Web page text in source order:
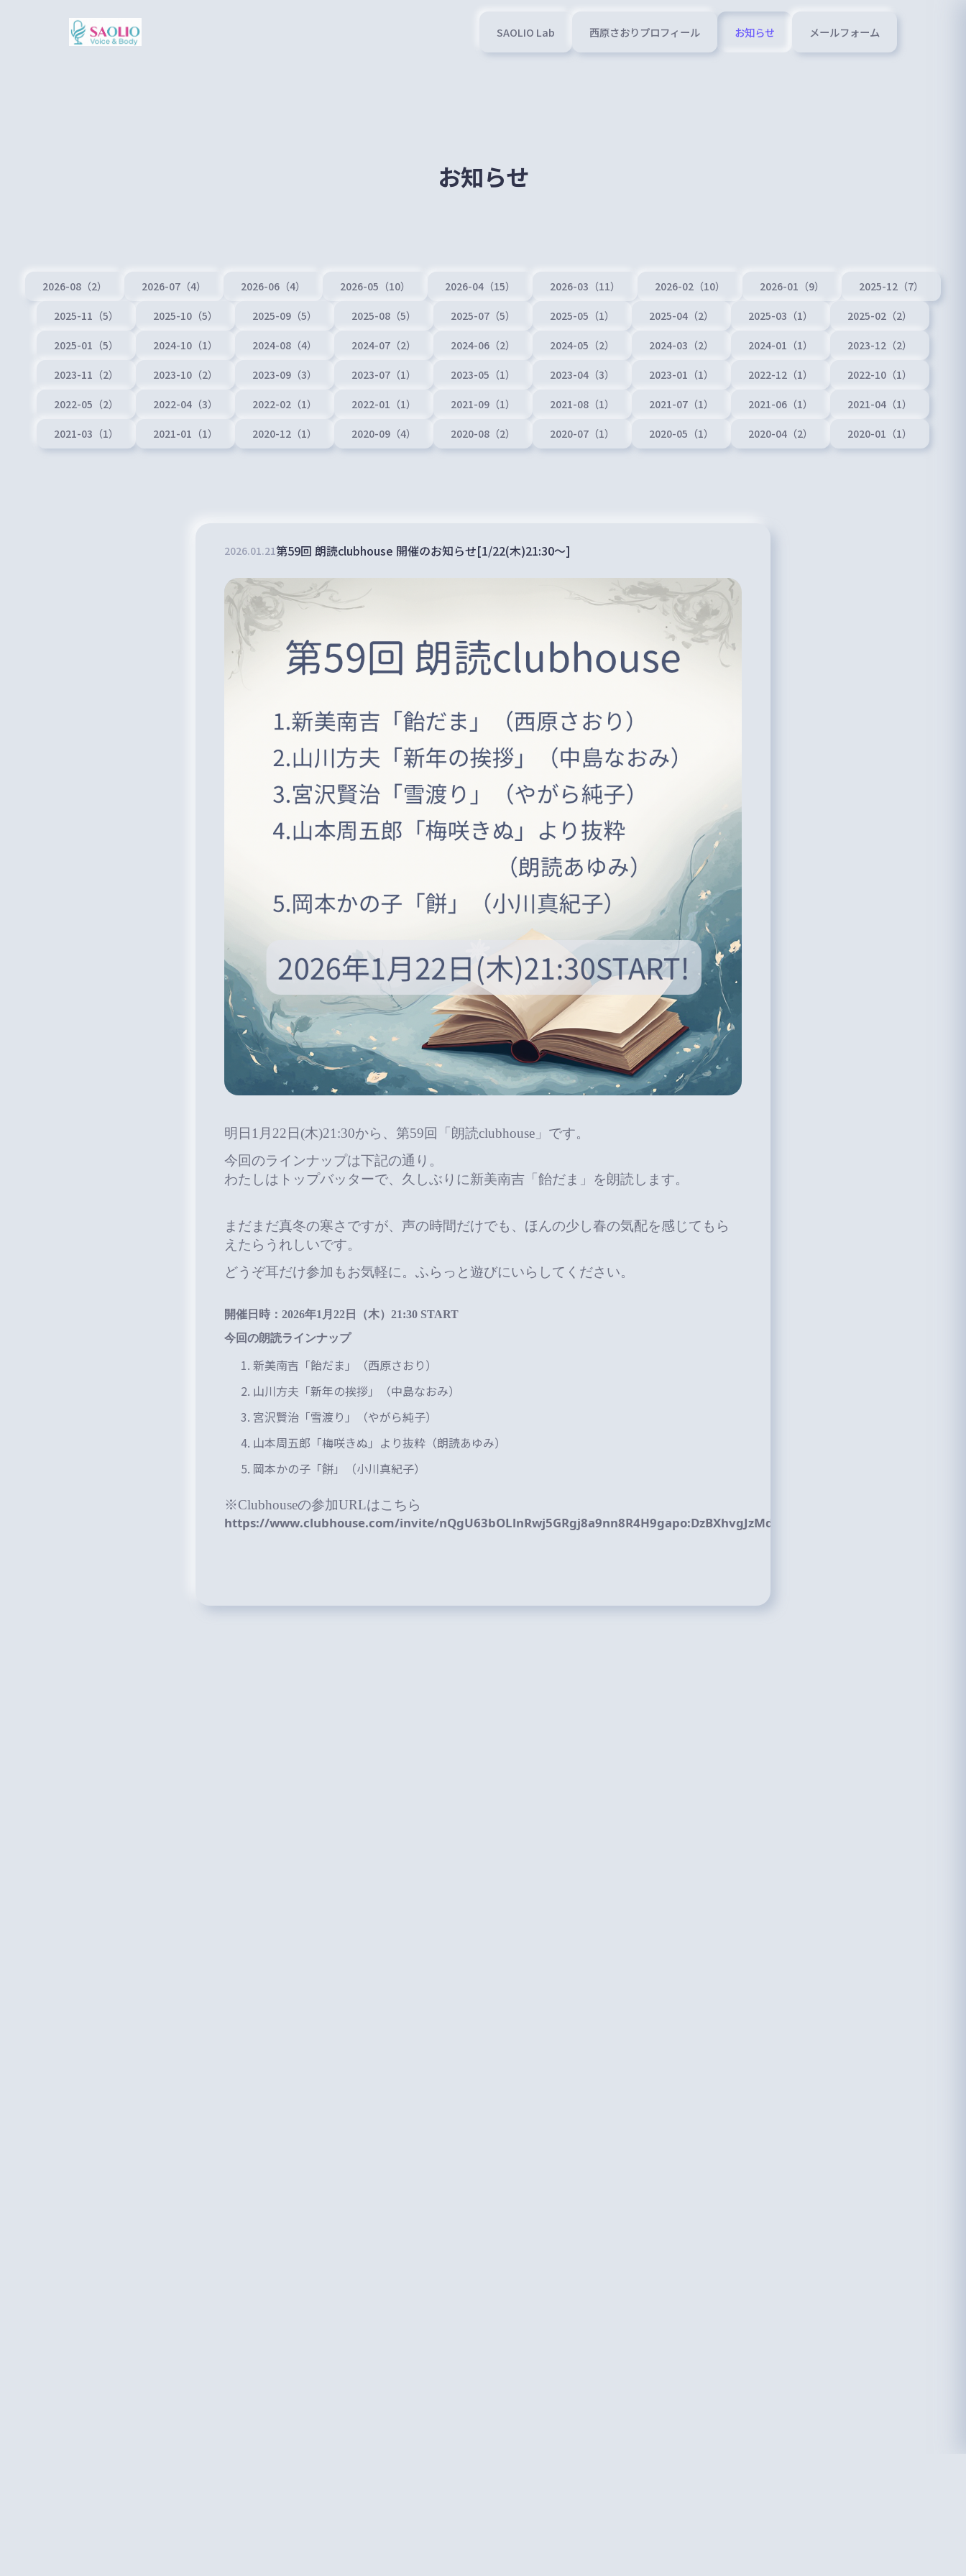
SAOLIO Lab 西原さおりプロフィール お知らせ メールフォーム
お知らせ
2026-08（2） 2026-07（4） 2026-06（4） 2026-05（10） 2026-04（15） 2026-03（11） 2026-02（10） 2026-01（9） 2025-12（7）
2025-11（5） 2025-10（5） 2025-09（5） 2025-08（5） 2025-07（5） 2025-05（1） 2025-04（2） 2025-03（1） 2025-02（2）
2025-01（5） 2024-10（1） 2024-08（4） 2024-07（2） 2024-06（2） 2024-05（2） 2024-03（2） 2024-01（1） 2023-12（2）
2023-11（2） 2023-10（2） 2023-09（3） 2023-07（1） 2023-05（1） 2023-04（3） 2023-01（1） 2022-12（1） 2022-10（1）
2022-05（2） 2022-04（3） 2022-02（1） 2022-01（1） 2021-09（1） 2021-08（1） 2021-07（1） 2021-06（1） 2021-04（1）
2021-03（1） 2021-01（1） 2020-12（1） 2020-09（4） 2020-08（2） 2020-07（1） 2020-05（1） 2020-04（2） 2020-01（1）
2026.01.21第59回 朗読clubhouse 開催のお知らせ[1/22(木)21:30〜]
明日1月22日(木)21:30から、第59回「朗読clubhouse」です。
今回のラインナップは下記の通り。
わたしはトップバッターで、久しぶりに新美南吉「飴だま」を朗読します。
まだまだ真冬の寒さですが、声の時間だけでも、ほんの少し春の気配を感じてもら
えたらうれしいです。
どうぞ耳だけ参加もお気軽に。ふらっと遊びにいらしてください。
開催日時： 2026年1月22日（木）21:30 START
今回の朗読ラインナップ
新美南吉「飴だま」（西原さおり）
山川方夫「新年の挨拶」（中島なおみ）
宮沢賢治「雪渡り」（やがら純子）
山本周五郎「梅咲きぬ」より抜粋（朗読あゆみ）
岡本かの子「餅」（小川真紀子）
※Clubhouseの参加URLはこちら
https://www.clubhouse.com/invite/